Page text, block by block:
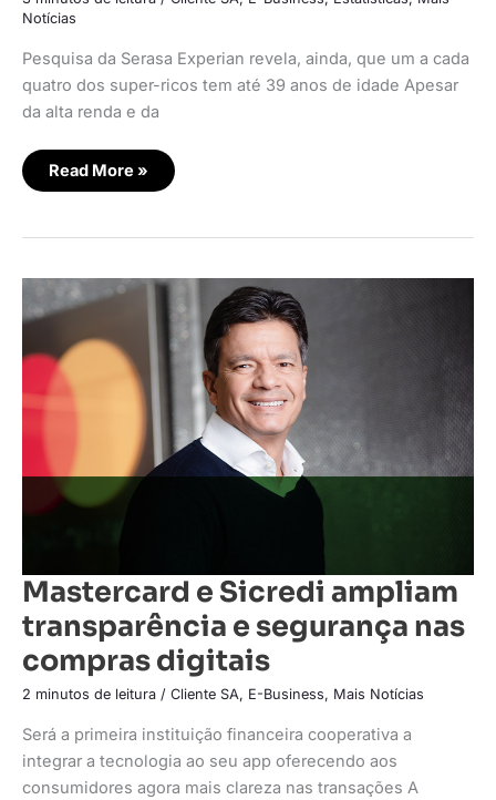
Notícias
Pesquisa da Serasa Experian revela, ainda, que um a cada
quatro dos super-ricos tem até 39 anos de idade Apesar
da alta renda e da
Read More »
Mastercard e Sicredi ampliam
transparência e segurança nas
compras digitais
2 minutos de leitura / Cliente SA, E-Business, Mais Notícias
Será a primeira instituição financeira cooperativa a
integrar a tecnologia ao seu app oferecendo aos
consumidores agora mais clareza nas transações A
Mastercard
Sicredi
transparência
e
segurança
nas